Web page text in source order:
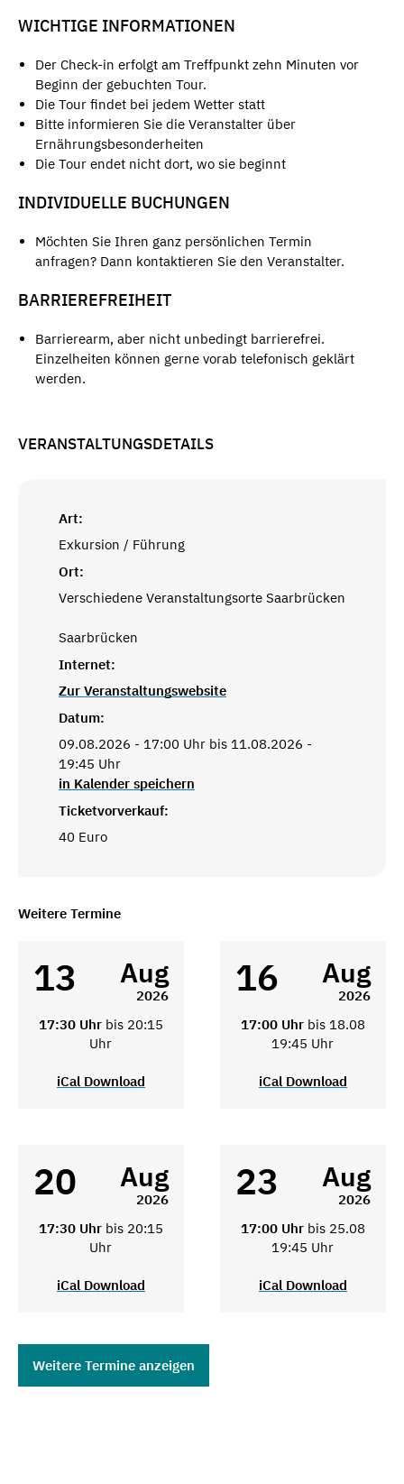
WICHTIGE INFORMATIONEN
Der Check-in erfolgt am Treffpunkt zehn Minuten vor
Beginn der gebuchten Tour.
Die Tour findet bei jedem Wetter statt
Bitte informieren Sie die Veranstalter über
Ernährungsbesonderheiten
Die Tour endet nicht dort, wo sie beginnt
INDIVIDUELLE BUCHUNGEN
Möchten Sie Ihren ganz persönlichen Termin
anfragen? Dann kontaktieren Sie den Veranstalter.
BARRIEREFREIHEIT
Barrierearm, aber nicht unbedingt barrierefrei.
Einzelheiten können gerne vorab telefonisch geklärt
werden.
VERANSTALTUNGSDETAILS
Art:
Exkursion / Führung
Ort:
Verschiedene Veranstaltungsorte Saarbrücken
Saarbrücken
Internet:
Zur Veranstaltungswebsite
Datum:
09.08.2026 - 17:00 Uhr bis 11.08.2026 -
19:45 Uhr
in Kalender speichern
Ticketvorverkauf:
40 Euro
Weitere Termine
13 Aug
2026
17:30 Uhr bis 20:15
Uhr
iCal Download
16 Aug
2026
17:00 Uhr bis 18.08
19:45 Uhr
iCal Download
20 Aug
2026
17:30 Uhr bis 20:15
Uhr
iCal Download
23 Aug
2026
17:00 Uhr bis 25.08
19:45 Uhr
iCal Download
Weitere Termine anzeigen